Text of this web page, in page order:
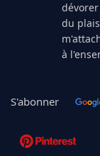
du
à
S'abonner